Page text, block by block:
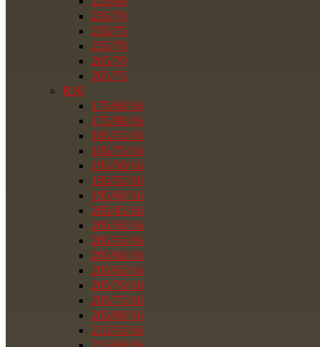
235/70
235/75
255/70
265/70
265/75
R16
175/60/16
175/80/16
185/55/16
185/75/16
195/50/16
195/55/16
195/60/16
205/45/16
205/50/16
205/55/16
205/60/16
205/65/16
205/70/16
205/75/16
205/80/16
215/55/16